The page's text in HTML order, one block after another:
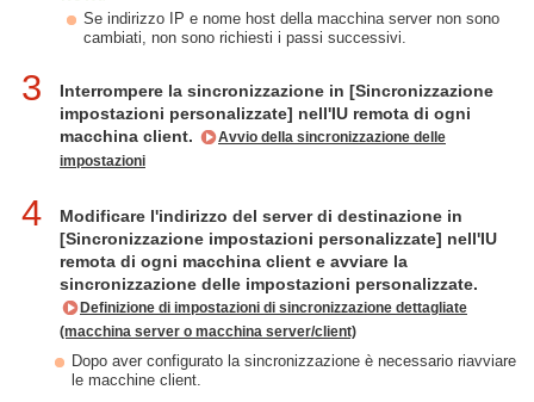
Se indirizzo IP e nome host della macchina server non sono
cambiati, non sono richiesti i passi successivi.
3
Interrompere la sincronizzazione in [Sincronizzazione
impostazioni personalizzate] nell'IU remota di ogni
macchina client.
Avvio della sincronizzazione delle
impostazioni
4
Modificare l'indirizzo del server di destinazione in
[Sincronizzazione impostazioni personalizzate] nell'IU
remota di ogni macchina client e avviare la
sincronizzazione delle impostazioni personalizzate.
Definizione di impostazioni di sincronizzazione dettagliate
(macchina server o macchina server/client)
Dopo aver configurato la sincronizzazione è necessario riavviare
le macchine client.